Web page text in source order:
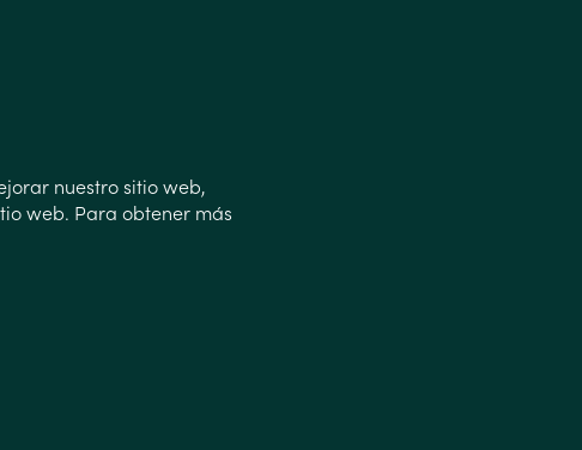
nuestro sitio web,
web. Para obtener más